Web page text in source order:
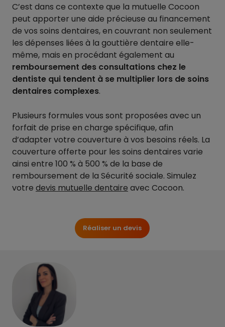
C’est dans ce contexte que la mutuelle Cocoon
peut apporter une aide précieuse au financement
de vos soins dentaires, en couvrant non seulement
les dépenses liées à la gouttière dentaire elle-
même, mais en procédant également au
remboursement des consultations chez le
dentiste qui tendent à se multiplier lors de soins
dentaires complexes.
Plusieurs formules vous sont proposées avec un
forfait de prise en charge spécifique, afin
d’adapter votre couverture à vos besoins réels. La
couverture offerte pour les soins dentaires varie
ainsi entre 100 % à 500 % de la base de
remboursement de la Sécurité sociale. Simulez
votre devis mutuelle dentaire avec Cocoon.
Réaliser un devis